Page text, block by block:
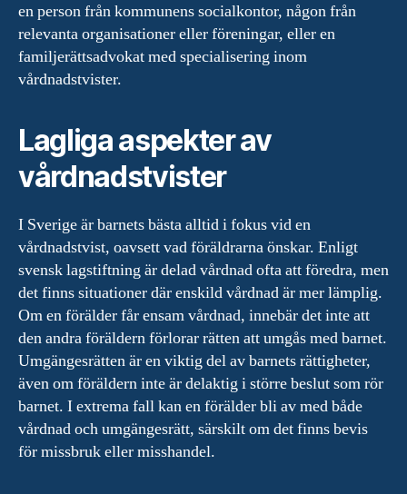
en person från kommunens socialkontor, någon från
relevanta organisationer eller föreningar, eller en
familjerättsadvokat med specialisering inom
vårdnadstvister.
Lagliga aspekter av
vårdnadstvister
I Sverige är barnets bästa alltid i fokus vid en
vårdnadstvist, oavsett vad föräldrarna önskar. Enligt
svensk lagstiftning är delad vårdnad ofta att föredra, men
det finns situationer där enskild vårdnad är mer lämplig.
Om en förälder får ensam vårdnad, innebär det inte att
den andra föräldern förlorar rätten att umgås med barnet.
Umgängesrätten är en viktig del av barnets rättigheter,
även om föräldern inte är delaktig i större beslut som rör
barnet. I extrema fall kan en förälder bli av med både
vårdnad och umgängesrätt, särskilt om det finns bevis
för missbruk eller misshandel.